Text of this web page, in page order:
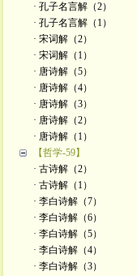
· 孔子名言解（2）
· 孔子名言解（1）
· 宋词解（2）
· 宋词解（1）
· 唐诗解（5）
· 唐诗解（4）
· 唐诗解（3）
· 唐诗解（2）
· 唐诗解（1）
【哲学-59】
· 古诗解（2）
· 古诗解（1）
· 李白诗解（7）
· 李白诗解（6）
· 李白诗解（5）
· 李白诗解（4）
· 李白诗解（3）